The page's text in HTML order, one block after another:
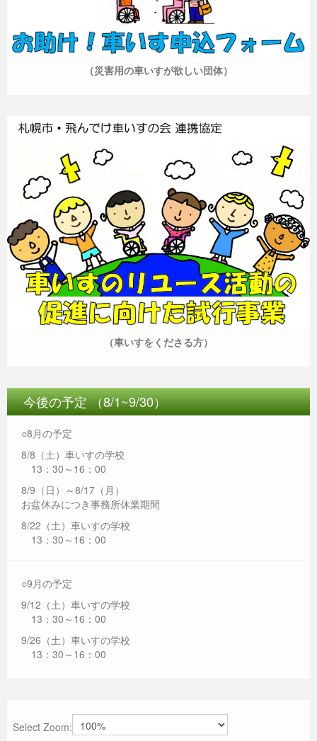
（災害用の車いすが欲しい団体）
（車いすをくださる方）
今後の予定 （8/1~9/30）
○8月の予定
8/8（土）車いすの学校
13：30～16：00
8/9（日）～8/17（月）
お盆休みにつき事務所休業期間
8/22（土）車いすの学校
13：30～16：00
○9月の予定
9/12（土）車いすの学校
13：30～16：00
9/26（土）車いすの学校
13：30～16：00
Select Zoom: